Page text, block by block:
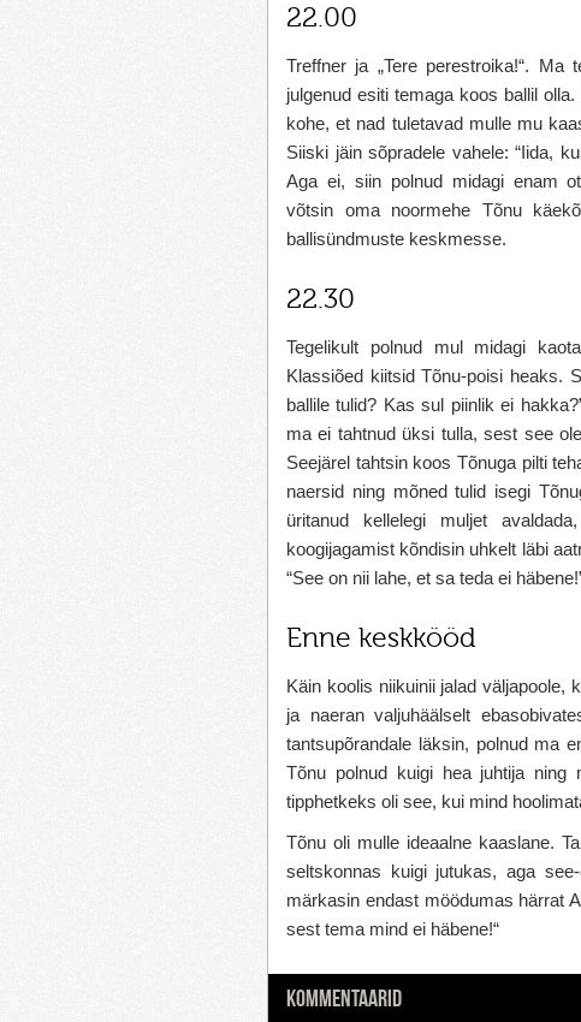
22.00
Treffner ja „Tere perestroika!“.
julgenud esiti temaga koos ballil
kohe, et nad tuletavad mulle mu
Siiski jäin sõpradele vahele: “Iida,
Aga ei, siin polnud midagi enam
võtsin oma noormehe Tõnu
ballisündmuste keskmesse.
22.30
Tegelikult polnud mul midagi
Klassiõed kiitsid Tõnu-poisi heaks.
ballile tulid? Kas sul piinlik ei
ma ei tahtnud üksi tulla, sest see
Seejärel tahtsin koos Tõnuga pilti
naersid ning mõned tulid isegi
üritanud kellelegi muljet
koogijagamist kõndisin uhkelt läbi
“See on nii lahe, et sa teda ei
Enne keskkööd
Käin koolis niikuinii jalad väljapoole,
ja naeran valjuhäälselt
tantsupõrandale läksin, polnud ma
Tõnu polnud kuigi hea juhtija ning
tipphetkeks oli see, kui mind
Tõnu oli mulle ideaalne kaaslane.
seltskonnas kuigi jutukas, aga
märkasin endast möödumas härrat
sest tema mind ei häbene!“
KOMMENTAARID